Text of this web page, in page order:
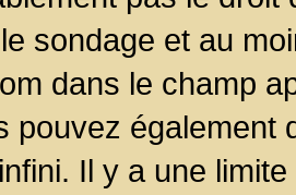
sondage et au
dans le champ
pouvez également
Il y a une